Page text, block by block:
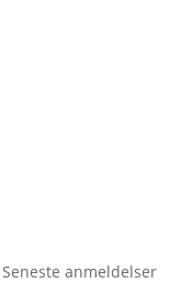
Seneste anmeldelser